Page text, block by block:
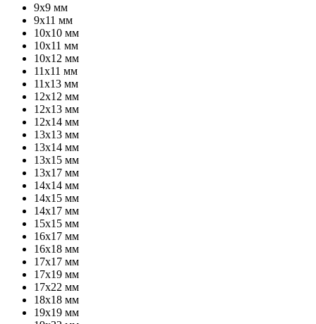
9х9 мм
9х11 мм
10х10 мм
10х11 мм
10х12 мм
11х11 мм
11х13 мм
12х12 мм
12х13 мм
12х14 мм
13х13 мм
13х14 мм
13х15 мм
13х17 мм
14х14 мм
14х15 мм
14х17 мм
15х15 мм
16х17 мм
16х18 мм
17х17 мм
17х19 мм
17х22 мм
18х18 мм
19х19 мм